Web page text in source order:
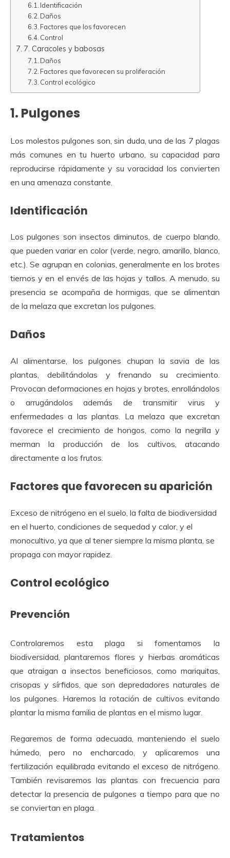
Identificación
Daños
Factores que los favorecen
Control
7. Caracoles y babosas
Daños
Factores que favorecen su proliferación
Control ecológico
1. Pulgones
Los molestos pulgones son, sin duda, una de las 7 plagas
más comunes en tu huerto urbano, su capacidad para
reproducirse rápidamente y su voracidad los convierten
en una amenaza constante.
Identificación
Los pulgones son insectos diminutos, de cuerpo blando,
que pueden variar en color (verde, negro, amarillo, blanco,
etc.). Se agrupan en colonias, generalmente en los brotes
tiernos y en el envés de las hojas y tallos. A menudo, su
presencia se acompaña de hormigas, que se alimentan
de la melaza que excretan los pulgones.
Daños
Al alimentarse, los pulgones chupan la savia de las
plantas, debilitándolas y frenando su crecimiento.
Provocan deformaciones en hojas y brotes, enrollándolos
o arrugándolos además de transmitir virus y
enfermedades a las plantas. La melaza que excretan
favorece el crecimiento de hongos, como la negrilla y
merman la producción de los cultivos, atacando
directamente a los frutos.
Factores que favorecen su aparición
Exceso de nitrógeno en el suelo, la falta de biodiversidad
en el huerto, condiciones de sequedad y calor, y el
monocultivo, ya que al tener siempre la misma planta, se
propaga con mayor rapidez.
Control ecológico
Prevención
Controlaremos esta plaga si fomentamos la
biodiversidad, plantaremos flores y hierbas aromáticas
que atraigan a insectos beneficiosos, como mariquitas,
crisopas y sírfidos, que son depredadores naturales de
los pulgones. Haremos la rotación de cultivos evitando
plantar la misma familia de plantas en el mismo lugar.
Regaremos de forma adecuada, manteniendo el suelo
húmedo, pero no encharcado, y aplicaremos una
fertilización equilibrada evitando el exceso de nitrógeno.
También revisaremos las plantas con frecuencia para
detectar la presencia de pulgones a tiempo para que no
se conviertan en plaga.
Tratamientos